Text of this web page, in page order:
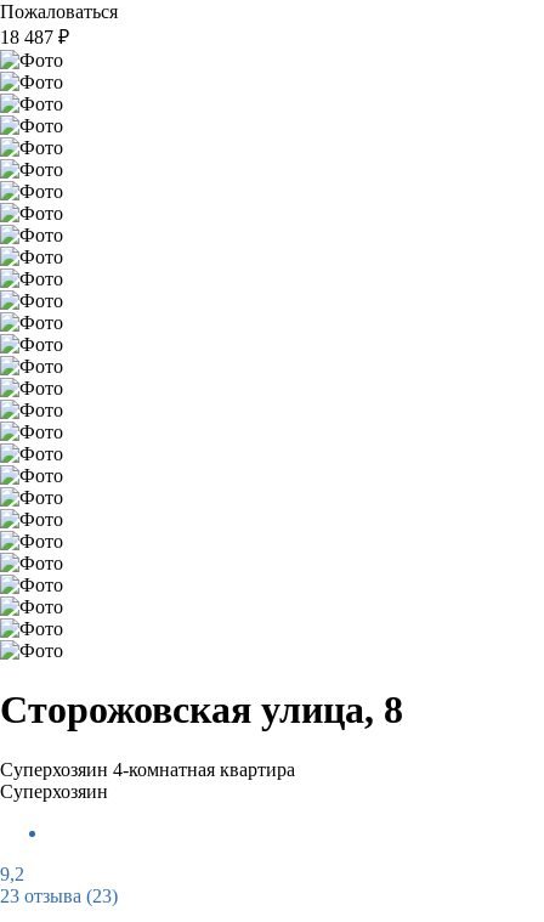
Пожаловаться
18 487 ₽
Сторожовская улица, 8
Суперхозяин 4-комнатная квартира
Суперхозяин
9,2
23 отзыва (23)